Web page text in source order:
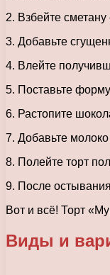
2. Взбейте
3. Добавьте
4. Влейте
5. Поставьте
6. Растопите
7. Добавьте
8. Полейте торт
9. После
Вот и всё! Торт
Виды и